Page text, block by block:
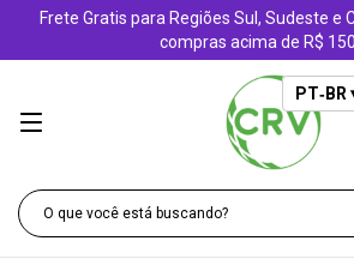
Frete Gratis para Regiões Sul, Sudeste e
compras acima de R$
PT‑BR